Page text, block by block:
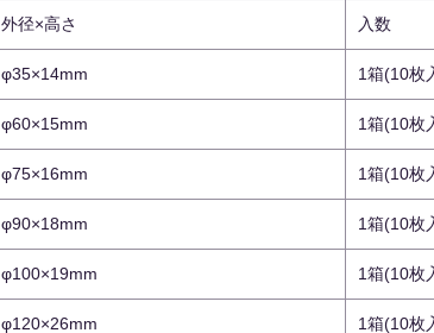
外径×高さ 入数
φ35×14mm 1箱(10枚
φ60×15mm 1箱(10枚
φ75×16mm 1箱(10枚
φ90×18mm 1箱(10枚
φ100×19mm 1箱(10枚
φ120×26mm 1箱(10枚